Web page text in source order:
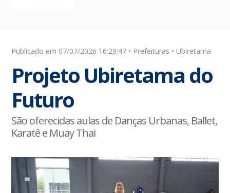
Publicado em 07/07/2026 16:29:47 • Prefeituras • Ubiretama
Projeto Ubiretama do
Futuro
São oferecidas aulas de Danças Urbanas, Ballet,
Karatê e Muay Thai